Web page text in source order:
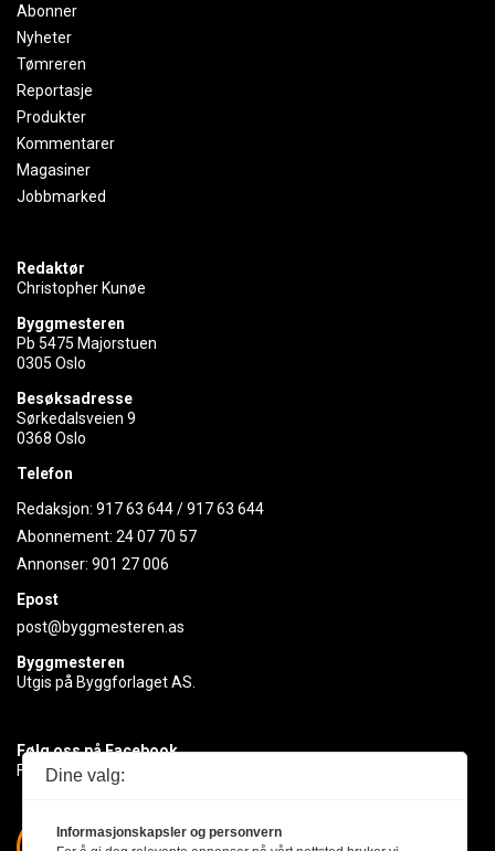
Abonner
Nyheter
Tømreren
Reportasje
Produkter
Kommentarer
Magasiner
Jobbmarked
Redaktør
Christopher Kunøe
Byggmesteren
Pb 5475 Majorstuen
0305 Oslo
Besøksadresse
Sørkedalsveien 9
0368 Oslo
Telefon
Redaksjon: 917 63 644/917 63 644
Abonnement: 24 07 70 57
Annonser: 901 27 006
Epost
post@byggmesteren.as
Byggmesteren
Utgis på Byggforlaget AS.
Følg oss på Facebook
Få med deg det siste innen byggebransjen
Dine valg:
Informasjonskapsler og personvern